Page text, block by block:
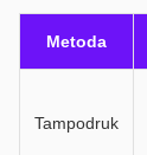
Metoda
Tampodruk